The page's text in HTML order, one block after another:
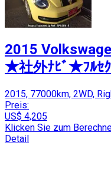
2015
★社外ﾅﾋﾞ★ﾌﾙｾ
2015, 77000km, 2WD,
Preis:
US$ 4,205
Klicken Sie zum
Detail